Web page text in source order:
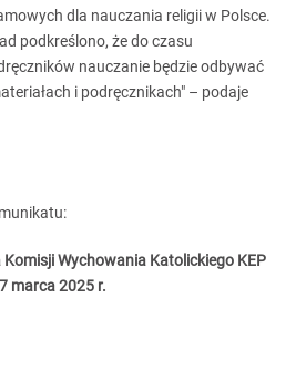
dla nauczania religii w Polsce.
podkreślono, że do czasu
nauczanie będzie odbywać
i podręcznikach" – podaje
Wychowania Katolickiego KEP
marca 2025 r.